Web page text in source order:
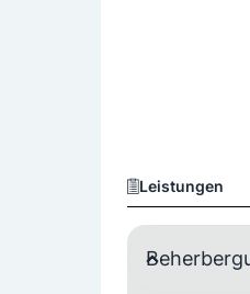
Leistungen